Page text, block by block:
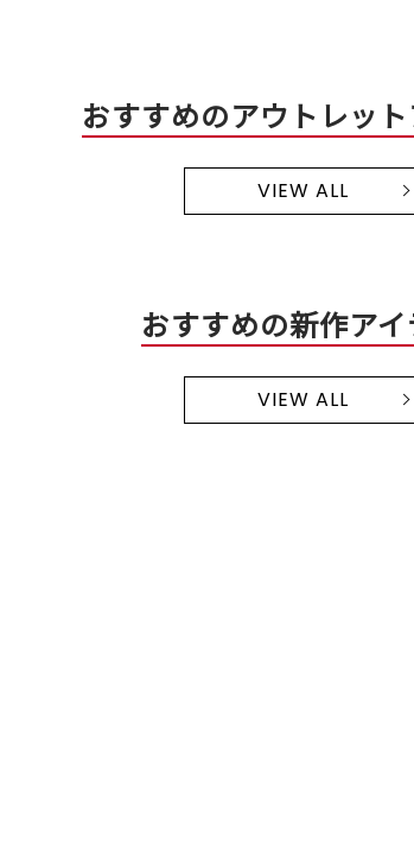
おすすめのアウトレッ
VIEW ALL
おすすめの新作ア
VIEW ALL